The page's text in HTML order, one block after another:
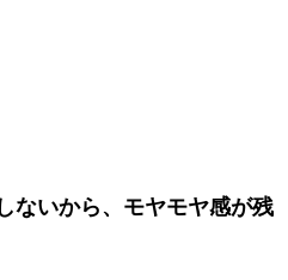
いから、モヤモヤ感が残